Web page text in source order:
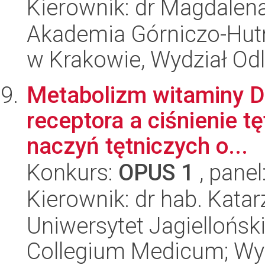
Kierownik: dr
Akademia Górniczo-
w Krakowie, Wydział
Metabolizm witaminy
receptora a ciśnienie
naczyń tętniczych o...
Konkurs: OPUS 1 ,
Kierownik: dr hab.
Uniwersytet
Collegium Medicum;